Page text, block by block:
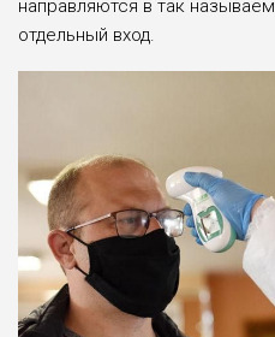
направляются в так
отдельный вход.